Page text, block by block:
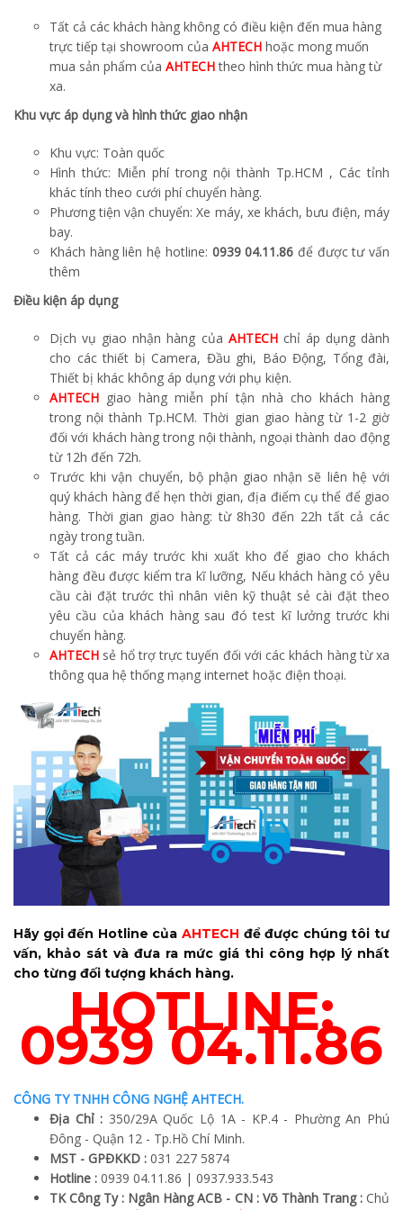
Tất cả các khách hàng không có điều kiện đến mua hàng
trực tiếp tại showroom của AHTECH hoặc mong muốn
mua sản phẩm của AHTECHtheo hình thức mua hàng từ
xa.
Khu vực áp dụng và hình thức giao nhận
Khu vực: Toàn quốc
Hình thức: Miễn phí trong nội thành Tp.HCM , Các tỉnh
khác tính theo cưới phí chuyển hàng.
Phương tiện vận chuyển: Xe máy, xe khách, bưu điện, máy
bay.
Khách hàng liên hệ hotline: 0939 04.11.86 để được tư vấn
thêm
Điều kiện áp dụng
Dịch vụ giao nhận hàng của AHTECHchỉ áp dụng dành
cho các thiết bị Camera, Đầu ghi, Báo Động, Tổng đài,
Thiết bị khác không áp dụng với phụ kiện.
AHTECH giao hàng miễn phí tận nhà cho khách hàng
trong nội thành Tp.HCM. Thời gian giao hàng từ 1-2 giờ
đối với khách hàng trong nội thành, ngoại thành dao động
từ 12h đến 72h.
Trước khi vận chuyển, bộ phận giao nhận sẽ liên hệ với
quý khách hàng để hẹn thời gian, địa điểm cụ thể để giao
hàng. Thời gian giao hàng: từ 8h30 đến 22h tất cả các
ngày trong tuần.
Tất cả các máy trước khi xuất kho để giao cho khách
hàng đều được kiểm tra kĩ lưỡng, Nếu khách hàng có yêu
cầu cài đặt trước thì nhân viên kỹ thuật sẻ cài đặt theo
yêu cầu của khách hàng sau đó test kĩ lưởng trước khi
chuyển hàng.
AHTECH sẻ hổ trợ trực tuyến đối với các khách hàng từ xa
thông qua hệ thống mạng internet hoặc điện thoại.
Hãy gọi đến Hotline của AHTECH để được chúng tôi tư
vấn, khảo sát và đưa ra mức giá thi công hợp lý nhất
cho từng đối tượng khách hàng.
HOTLINE:
0939 04.11.86
CÔNG TY TNHH CÔNG NGHỆ AHTECH.
Địa Chỉ : 350/29A Quốc Lộ 1A - KP.4 - Phường An Phú
Đông - Quận 12 - Tp.Hồ Chí Minh.
MST - GPĐKKD : 031 227 5874
Hotline : 0939 04.11.86 | 0937.933.543
TK Công Ty : Ngân Hàng ACB - CN : Võ Thành Trang :Chủ